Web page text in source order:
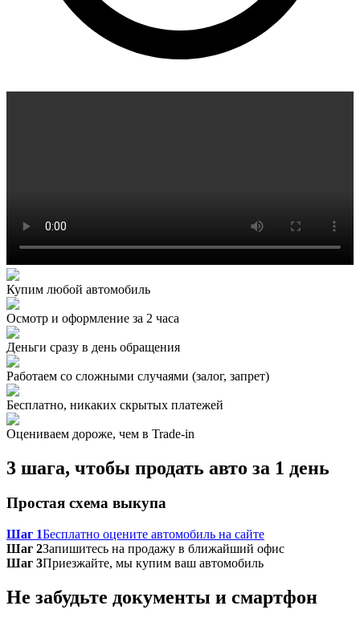
Купим любой автомобиль
Осмотр и оформление за 2 часа
Деньги сразу в день обращения
Работаем со сложными случаями (залог, запрет)
Бесплатно, никаких скрытых платежей
Оцениваем дороже, чем в Trade‑in
3 шага, чтобы продать авто за 1 день
Простая схема выкупа
Шаг 1Бесплатно оцените автомобиль на сайте
Шаг 2Запишитесь на продажу в ближайший офис
Шаг 3Приезжайте, мы купим ваш автомобиль
Не забудьте документы и смартфон